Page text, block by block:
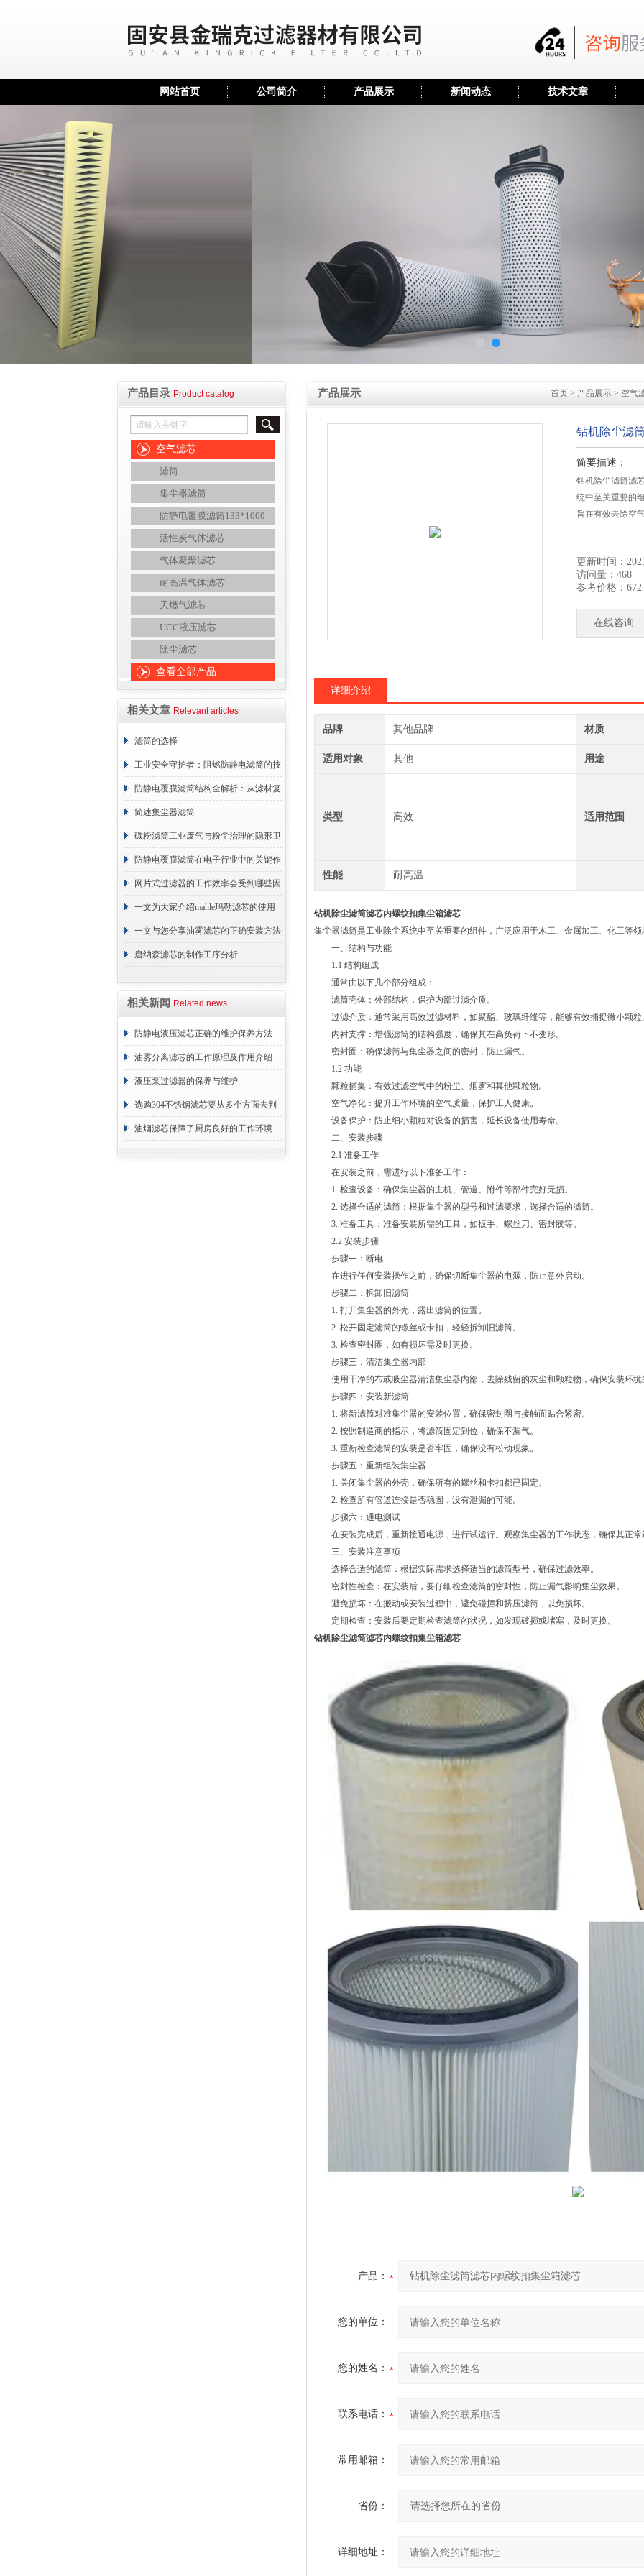
网站首页 公司简介 产品展示 新闻动态 技术文章
产品目录 Product catalog
空气滤芯
滤筒
集尘器滤筒
防静电覆膜滤筒133*1000
活性炭气体滤芯
气体凝聚滤芯
耐高温气体滤芯
天燃气滤芯
UCC液压滤芯
除尘滤芯
查看全部产品
相关文章 Relevant articles
滤筒的选择
工业安全守护者：阻燃防静电滤筒的技
术原理与应用解析
防静电覆膜滤筒结构全解析：从滤材复
合到整体成型
简述集尘器滤筒
碳粉滤筒工业废气与粉尘治理的隐形卫
士
防静电覆膜滤筒在电子行业中的关键作
用
网片式过滤器的工作效率会受到哪些因
素的影响？
一文为大家介绍mahle玛勒滤芯的使用
原理
一文与您分享油雾滤芯的正确安装方法
唐纳森滤芯的制作工序分析
相关新闻 Related news
防静电液压滤芯正确的维护保养方法
油雾分离滤芯的工作原理及作用介绍
液压泵过滤器的保养与维护
选购304不锈钢滤芯要从多个方面去判
断
油烟滤芯保障了厨房良好的工作环境
产品展示 首页 > 产品展示 > 空气
钻机除尘滤
简要描述：
钻机除尘滤筒滤
统中至关重要的
旨在有效去除空
更新时间：
访问量：468
参考价格：672
在线咨询
详细介绍
品牌 其他品牌 材质
适用对象 其他 用途
类型 高效 适用范围
性能 耐高温
钻机除尘滤筒滤芯内螺纹扣集尘箱滤芯
集尘器滤筒是工业除尘系统中至关重要的组件，广泛应用于木工、金属加工、化工等
一、结构与功能
1.1 结构组成
通常由以下几个部分组成：
滤筒壳体：外部结构，保护内部过滤介质。
过滤介质：通常采用高效过滤材料，如聚酯、玻璃纤维等，能够有效捕捉微小颗粒
内衬支撑：增强滤筒的结构强度，确保其在高负荷下不变形。
密封圈：确保滤筒与集尘器之间的密封，防止漏气。
1.2 功能
颗粒捕集：有效过滤空气中的粉尘、烟雾和其他颗粒物。
空气净化：提升工作环境的空气质量，保护工人健康。
设备保护：防止细小颗粒对设备的损害，延长设备使用寿命。
二、安装步骤
2.1 准备工作
在安装之前，需进行以下准备工作：
1. 检查设备：确保集尘器的主机、管道、附件等部件完好无损。
2. 选择合适的滤筒：根据集尘器的型号和过滤要求，选择合适的滤筒。
3. 准备工具：准备安装所需的工具，如扳手、螺丝刀、密封胶等。
2.2 安装步骤
步骤一：断电
在进行任何安装操作之前，确保切断集尘器的电源，防止意外启动。
步骤二：拆卸旧滤筒
1. 打开集尘器的外壳，露出滤筒的位置。
2. 松开固定滤筒的螺丝或卡扣，轻轻拆卸旧滤筒。
3. 检查密封圈，如有损坏需及时更换。
步骤三：清洁集尘器内部
使用干净的布或吸尘器清洁集尘器内部，去除残留的灰尘和颗粒物，确保安装环境
步骤四：安装新滤筒
1. 将新滤筒对准集尘器的安装位置，确保密封圈与接触面贴合紧密。
2. 按照制造商的指示，将滤筒固定到位，确保不漏气。
3. 重新检查滤筒的安装是否牢固，确保没有松动现象。
步骤五：重新组装集尘器
1. 关闭集尘器的外壳，确保所有的螺丝和卡扣都已固定。
2. 检查所有管道连接是否稳固，没有泄漏的可能。
步骤六：通电测试
在安装完成后，重新接通电源，进行试运行。观察集尘器的工作状态，确保其正常
三、安装注意事项
选择合适的滤筒：根据实际需求选择适当的滤筒型号，确保过滤效率。
密封性检查：在安装后，要仔细检查滤筒的密封性，防止漏气影响集尘效果。
避免损坏：在搬动或安装过程中，避免碰撞和挤压滤筒，以免损坏。
定期检查：安装后要定期检查滤筒的状况，如发现破损或堵塞，及时更换。
钻机除尘滤筒滤芯内螺纹扣集尘箱滤芯
产品：
您的单位：
您的姓名：
联系电话：
常用邮箱：
省份：
详细地址：